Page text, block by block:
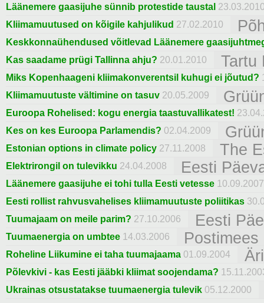
Läänemere gaasijuhe sünnib protestide taustal
Kliimamuutused on kõigile kahjulikud 27.02.2010
Keskkonnaühendused võitlevad Läänemere
Kas saadame prügi Tallinna ahju? 20.01.2010 Tartu
Miks Kopenhaageni kliimakonverentsil kuhugi ei jõutud?
Kliimamuutuste vältimine on tasuv 20.05.2009
Euroopa Rohelised: kogu energia taastuvallikatest!
Kes on kes Euroopa Parlamendis? 02.04.2009
Estonian options in climate policy 27.11.2008 The
Elektrirongil on tulevikku 24.04.2008 Eesti
Läänemere gaasijuhe ei tohi tulla Eesti vetesse 10.09.2007
Eesti rollist rahvusvahelises kliimamuutuste poliitikas
Tuumajaam on meile parim? 27.10.2006 Eesti
Tuumaenergia on umbtee 14.03.2006 Postimees
Roheline Liikumine ei taha tuumajaama 01.09.2004
Põlevkivi - kas Eesti jääbki kliimat soojendama?
Ukrainas otsustatakse tuumaenergia tulevik 05.12.2000